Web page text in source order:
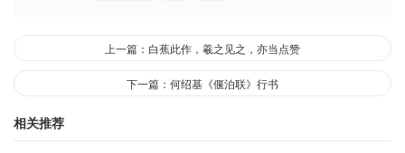
上一篇：白蕉此作，羲之见之，亦当点赞
下一篇：何绍基《偃泊联》行书
相关推荐